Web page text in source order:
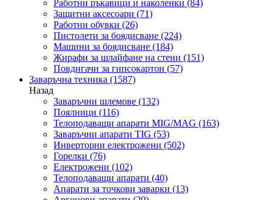
Работни ръкавици и наколенки (84)
Защитни аксесоари (71)
Работни обувки (26)
Пистолети за боядисване (224)
Машини за боядисване (184)
Жирафи за шлайфане на стени (151)
Повдигачи за гипсокартон (57)
Заваръчна техника (1587)
Назад
Заваръчни шлемове (132)
Поялници (116)
Телоподаващи апарати MIG/MAG (163)
Заваръчни апарати TIG (53)
Инверторни електрожени (502)
Горелки (76)
Електрожени (102)
Телоподаващи апарати (40)
Апарати за точкови заварки (13)